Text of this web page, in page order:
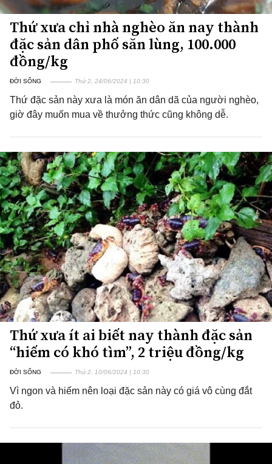
Thứ xưa chỉ nhà nghèo ăn nay thành
đặc sản dân phố săn lùng, 100.000
đồng/kg
ĐỜI SỐNG Thứ 2, 24/06/2024 | 10:30
Thứ đặc sản này xưa là món ăn dân dã của người nghèo,
giờ đây muốn mua về thưởng thức cũng không dễ.
Thứ xưa ít ai biết nay thành đặc sản
“hiếm có khó tìm”, 2 triệu đồng/kg
ĐỜI SỐNG Thứ 2, 10/06/2024 | 10:30
Vì ngon và hiếm nên loại đặc sản này có giá vô cùng đắt
đỏ.